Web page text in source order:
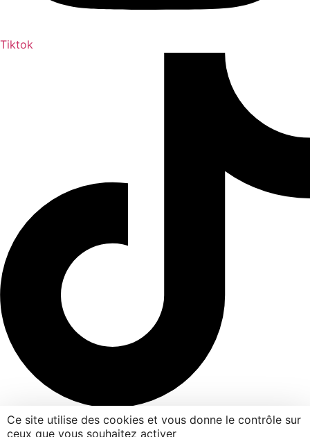
Tiktok
© Agence SW2026 pour Domus. Tous droits réservés.
Ce site utilise des cookies et vous donne le contrôle sur
ceux que vous souhaitez activer